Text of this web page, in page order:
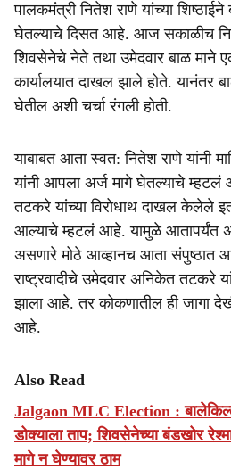
पालकमंत्री नितेश राणे यांच्या शिष्ठाईने
घेतल्याचे दिसत आहे. आज सकाळीच
शिवसेनेचे नेते तथा उमेदवार बाळ माने
कार्यालयात दाखल झाले होते. यानंतर
घेतील अशी चर्चा रंगली होती.
याबाबत आता स्वत: नितेश राणे यांनी
यांनी आपला अर्ज मागे घेतल्याचे
तटकरे यांच्या विरोधाथ दाखल केलेले
आल्याचे म्हटलं आहे. यामुळे आतापर्यंत
असणारे मोठे आव्हानच आता संपुष्ठात
राष्ट्रवादीचे उमेदवार अनिकेत तटकरे
झाला आहे. तर कोकणातील ही जागा
आहे.
Also Read
Jalgaon MLC Election :
डोक्याला ताप; शिवसेनेच्या बंडखोर
मागे न घेण्यावर ठाम